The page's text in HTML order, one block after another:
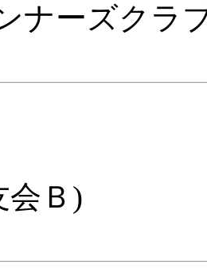
ナーズクラ
会Ｂ)